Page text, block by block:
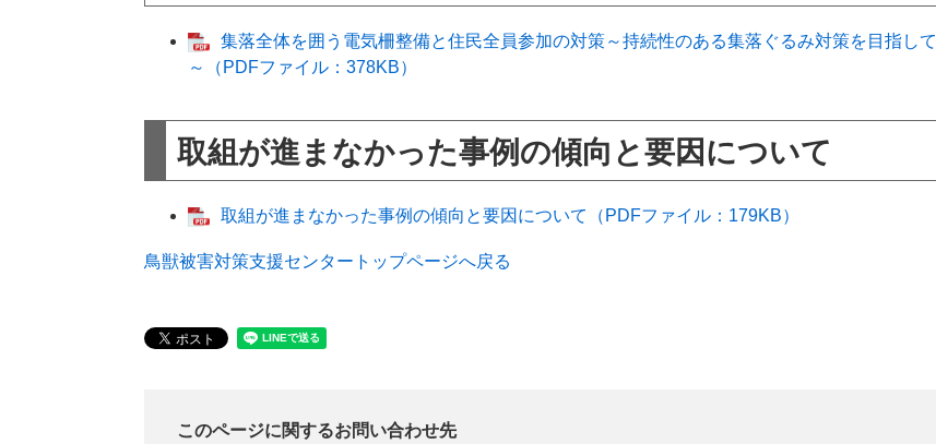
集落全体を囲う電気柵整備と住民全員参加の対策～持続性のある集落ぐるみ対策を目指して
～（PDFファイル：378KB）
取組が進まなかった事例の傾向と要因について
取組が進まなかった事例の傾向と要因について（PDFファイル：179KB）
鳥獣被害対策支援センタートップページへ戻る
このページに関するお問い合わせ先